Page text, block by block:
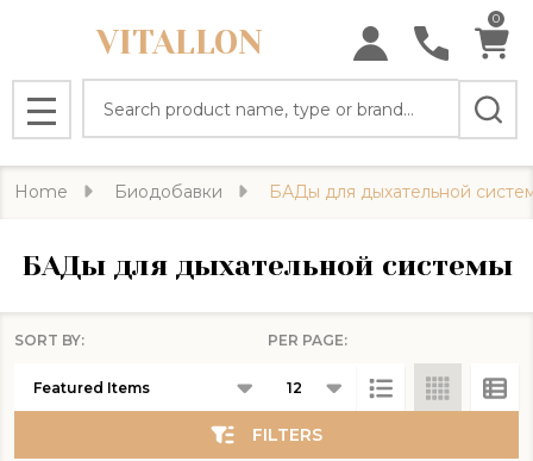
VITALLON
0
MENU
Home Биодобавки БАДы для дыхательной
БАДы для дыхательной системы
List
SORT BY: PER PAGE:
FILTERS